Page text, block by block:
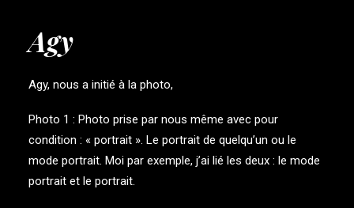
Agy
Agy, nous a initié à la photo,
Photo 1 : Photo prise par nous même avec pour
condition : « portrait ». Le portrait de quelqu’un ou le
mode portrait. Moi par exemple, j’ai lié les deux : le mode
portrait et le portrait.